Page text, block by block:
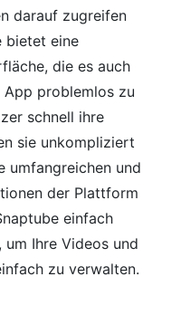
darauf zugreifen
bietet eine
die es auch
problemlos zu
schnell ihre
sie unkompliziert
umfangreichen und
der Plattform
einfach
um Ihre Videos und
zu verwalten.